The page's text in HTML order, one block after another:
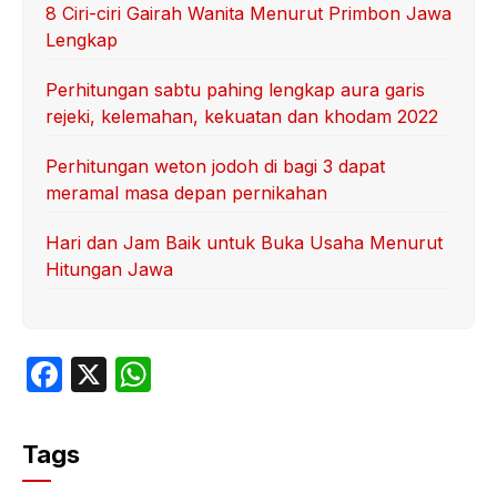
8 Ciri-ciri Gairah Wanita Menurut Primbon Jawa
Lengkap
Perhitungan sabtu pahing lengkap aura garis
rejeki, kelemahan, kekuatan dan khodam 2022
Perhitungan weton jodoh di bagi 3 dapat
meramal masa depan pernikahan
Hari dan Jam Baik untuk Buka Usaha Menurut
Hitungan Jawa
F
c
e
X
Tags